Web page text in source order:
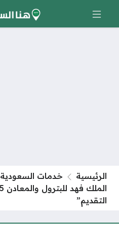
الرئيسية خدمات السعودية
التقديم”